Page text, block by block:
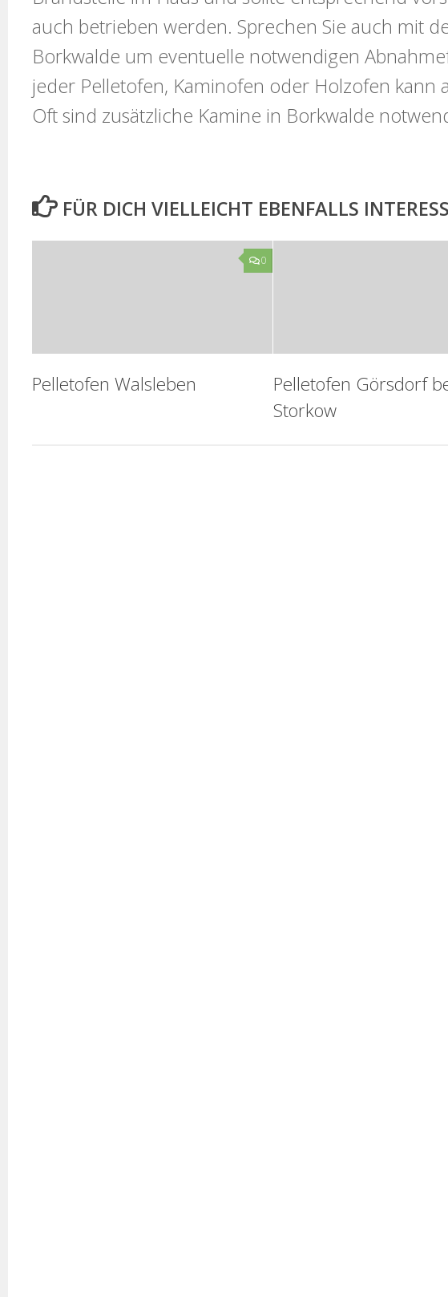
auch betrieben werden. Sprechen Sie auch mit
Borkwalde um eventuelle notwendigen
jeder Pelletofen, Kaminofen oder Holzofen kann
Oft sind zusätzliche Kamine in Borkwalde
FÜR DICH VIELLEICHT EBENFALLS
0
Pelletofen Walsleben
Pelletofen Görsdorf
Storkow